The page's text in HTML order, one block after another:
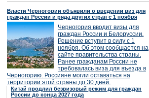
Власти Черногории объявили о введении виз для
граждан России и ряда других стран с 1 ноября
Черногория вводит визы для
граждан России и Белоруссии.
Решение вступит в силу с 1
ноября. Об этом сообщается на
сайте правительства страны.
Ранее гражданам России не
требовалась виза для въезда в
Черногорию. Россияне могли оставаться на
территории этой страны до 30 дней.
Китай продлил безвизовый режим для граждан
России до конца 2027 года